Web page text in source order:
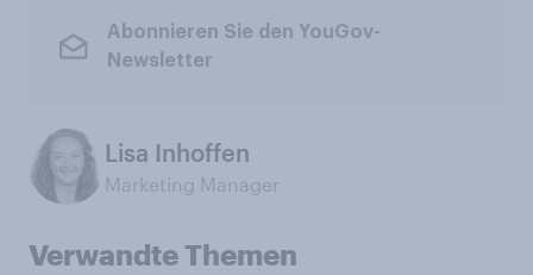
Abonnieren Sie den YouGov-
Newsletter
Lisa Inhoffen
Marketing Manager
Verwandte Themen